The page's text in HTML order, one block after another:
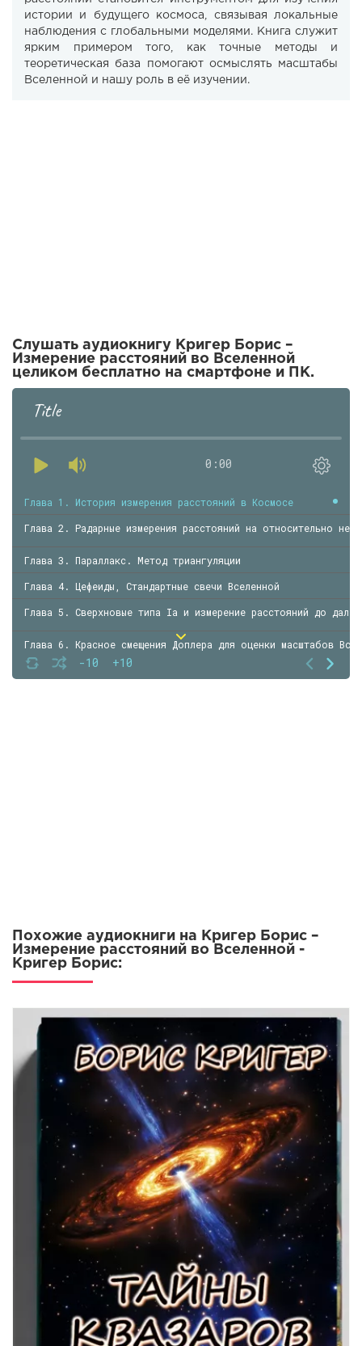
истории и будущего космоса, связывая локальные
наблюдения с глобальными моделями. Книга служит
ярким примером того, как точные методы и
теоретическая база помогают осмыслять масштабы
Вселенной и нашу роль в её изучении.
Слушать аудиокнигу Кригер Борис –
Измерение расстояний во Вселенной
целиком бесплатно на смартфоне и ПК.
Title
0:00
-10 +10
Глава 1. История измерения расстояний в Космосе
Глава 2. Радарные измерения расстояний на относительно
Глава 3. Параллакс. Метод триангуляции
Глава 4. Цефеиды, Стандартные свечи Вселенной
Глава 5. Сверхновые типа Ia и измерение расстояний до
Глава 6. Красное смещения Доплера для оценки масштабов
Глава 7. Космическая лестница расстояний
Похожие аудиокниги на Кригер Борис –
Измерение расстояний во Вселенной -
Кригер Борис: